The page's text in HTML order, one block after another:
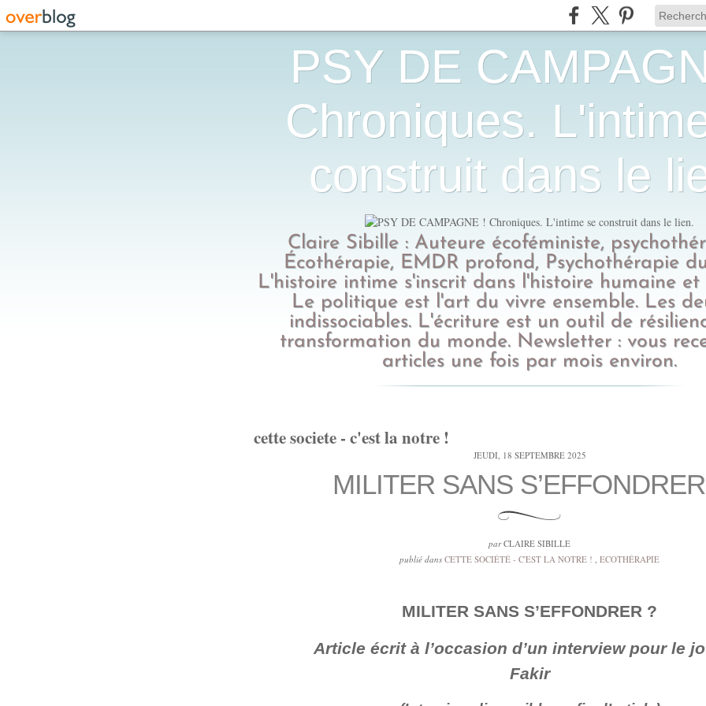
PSY DE
Chroniques.
construit dans le
Claire Sibille : Auteure écoféministe,
Écothérapie, EMDR profond, Psychothérapie
L'histoire intime s'inscrit dans l'histoire humaine et
Le politique est l'art du vivre ensemble. Les
indissociables. L'écriture est un outil de
transformation du monde. Newsletter : vous
articles une fois par mois environ.
cette societe - c'est la notre !
JEUDI, 18 SEPTEMBRE 2025
MILITER SANS
parCLAIRE SIBILLE
publié dans CETTE SOCIÉTÉ - C'EST LA NOTRE ! , ECOTHÉRAPIE
MILITER SANS S’EFFONDRER ?
Article écrit à l’occasion d’un interview pour le
Fakir